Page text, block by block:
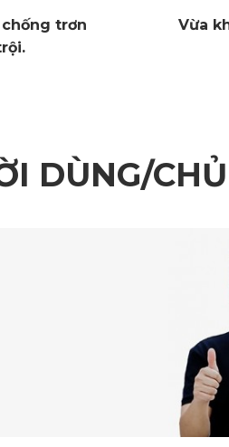
trơn trượt hiệu quả. Mặt đáy
Lót Sàn Ô Tô 360
trơn
Vừa
DÙNG/